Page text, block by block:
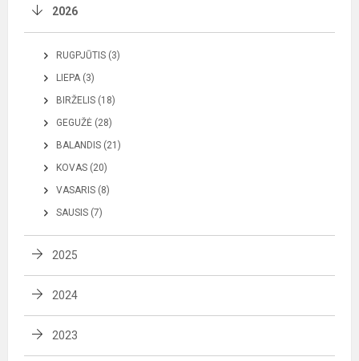
2026
RUGPJŪTIS (3)
LIEPA (3)
BIRŽELIS (18)
GEGUŽĖ (28)
BALANDIS (21)
KOVAS (20)
VASARIS (8)
SAUSIS (7)
2025
2024
2023